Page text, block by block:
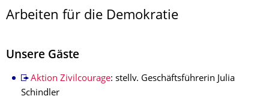
Arbeiten für die Demokratie
Unsere Gäste
Aktion Zivilcourage: stellv. Geschäftsführerin Julia
Schindler